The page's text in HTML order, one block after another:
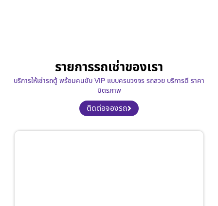
รายการรถเช่าของเรา
บริการให้เช่ารถตู้ พร้อมคนขับ VIP แบบครบวงจร รถสวย บริการดี ราคา
มิตรภาพ
ติดต่อจองรถ